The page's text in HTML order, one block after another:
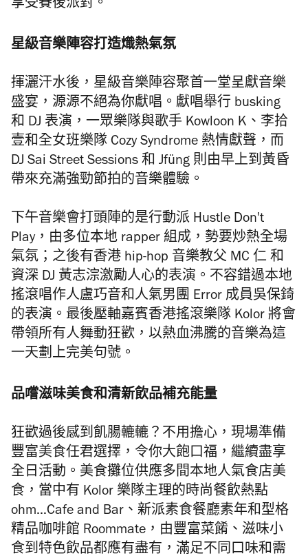
享受賽後派對。
星級音樂陣容打造熾熱氣氛
揮灑汗水後，星級音樂陣容聚首一堂呈獻音樂
盛宴，源源不絕為你獻唱。獻唱舉行 busking
和 DJ 表演，一眾樂隊與歌手 Kowloon K、李拾
壹和全女班樂隊 Cozy Syndrome 熱情獻聲，而
DJ Sai Street Sessions 和 Jfüng 則由早上到黃昏
帶來充滿強勁節拍的音樂體驗。
下午音樂會打頭陣的是行動派 Hustle Don't
Play，由多位本地 rapper 組成，勢要炒熱全場
氣氛；之後有香港 hip-hop 音樂教父 MC 仁 和
資深 DJ 黃志淙激勵人心的表演。不容錯過本地
搖滾唱作人盧巧音和人氣男團 Error 成員吳保錡
的表演。最後壓軸嘉賓香港搖滾樂隊 Kolor 將會
帶領所有人舞動狂歡，以熱血沸騰的音樂為這
一天劃上完美句號。
品嚐滋味美食和清新飲品補充能量
狂歡過後感到飢腸轆轆？不用擔心，現場準備
豐富美食任君選擇，令你大飽口福，繼續盡享
全日活動。美食攤位供應多間本地人氣食店美
食，當中有 Kolor 樂隊主理的時尚餐飲熱點
ohm…Cafe and Bar、新派素食餐廳素年和型格
精品咖啡館 Roommate，由豐富菜餚、滋味小
食到特色飲品都應有盡有，滿足不同口味和需